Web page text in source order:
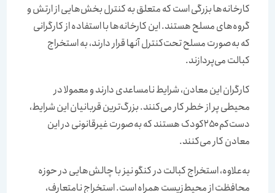
کارخانه‌‌‌‌‌‌ها بزرگی است که متعلق به کنترل بخش‌هایی از ارتش و
گروه‌های مسلح هستند. این کارخانه‌‌‌‌‌‌ها با استفاده از کارگرانی
که به‌‌‌‌‌‌صورت مسلح تحت‌کنترل آنها قرار دارند، به استخراج
کبالت می‌پردازند.
کارگران این معادن، شرایط نامساعدی دارند و معمولا در
محیطی پر از خطر کار می‌کنند. بزرگ‌ترین قربانیان این شرایط،
دست‌‌‌‌‌‌کم ۲۵۰کودک هستند که به‌‌‌‌‌‌صورت غیرقانونی در این
معادن کار می‌کنند.
به‌‌‌‌‌‌علاوه، استخراج کبالت در کنگو نیز با چالش‌هایی در حوزه
محافظت از محیط‌‌‌‌‌‌زیست همراه است. استخراج نامتعارف،